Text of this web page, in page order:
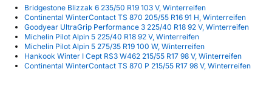
Bridgestone Blizzak 6 235/50 R19 103 V, Winterreifen
Continental WinterContact TS 870 205/55 R16 91 H, Winterreifen
Goodyear UltraGrip Performance 3 225/40 R18 92 V, Winterreifen
Michelin Pilot Alpin 5 225/40 R18 92 V, Winterreifen
Michelin Pilot Alpin 5 275/35 R19 100 W, Winterreifen
Hankook Winter I Cept RS3 W462 215/55 R17 98 V, Winterreifen
Continental WinterContact TS 870 P 215/55 R17 98 V, Winterreifen